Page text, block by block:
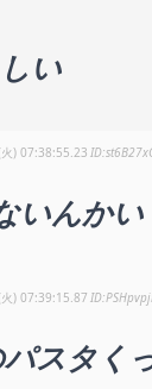
い
) 07:38:55.23
いんかい
) 07:39:15.87
スタく